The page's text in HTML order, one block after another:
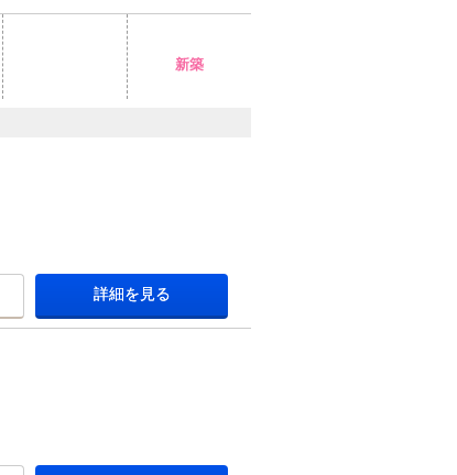
新築
詳細を見る